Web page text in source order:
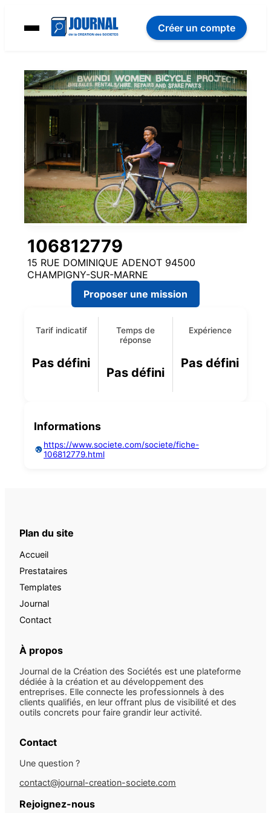
Créer un compte
106812779
15 RUE DOMINIQUE ADENOT 94500
CHAMPIGNY-SUR-MARNE
Proposer une mission
Tarif indicatif
Pas défini
Temps de
réponse
Pas défini
Expérience
Pas défini
Informations
https://www.societe.com/societe/fiche-
106812779.html
Plan du site
Accueil
Prestataires
Templates
Journal
Contact
À propos
Journal de la Création des Sociétés est une plateforme
dédiée à la création et au développement des
entreprises. Elle connecte les professionnels à des
clients qualifiés, en leur offrant plus de visibilité et des
outils concrets pour faire grandir leur activité.
Contact
Une question ?
contact@journal-creation-societe.com
Rejoignez-nous